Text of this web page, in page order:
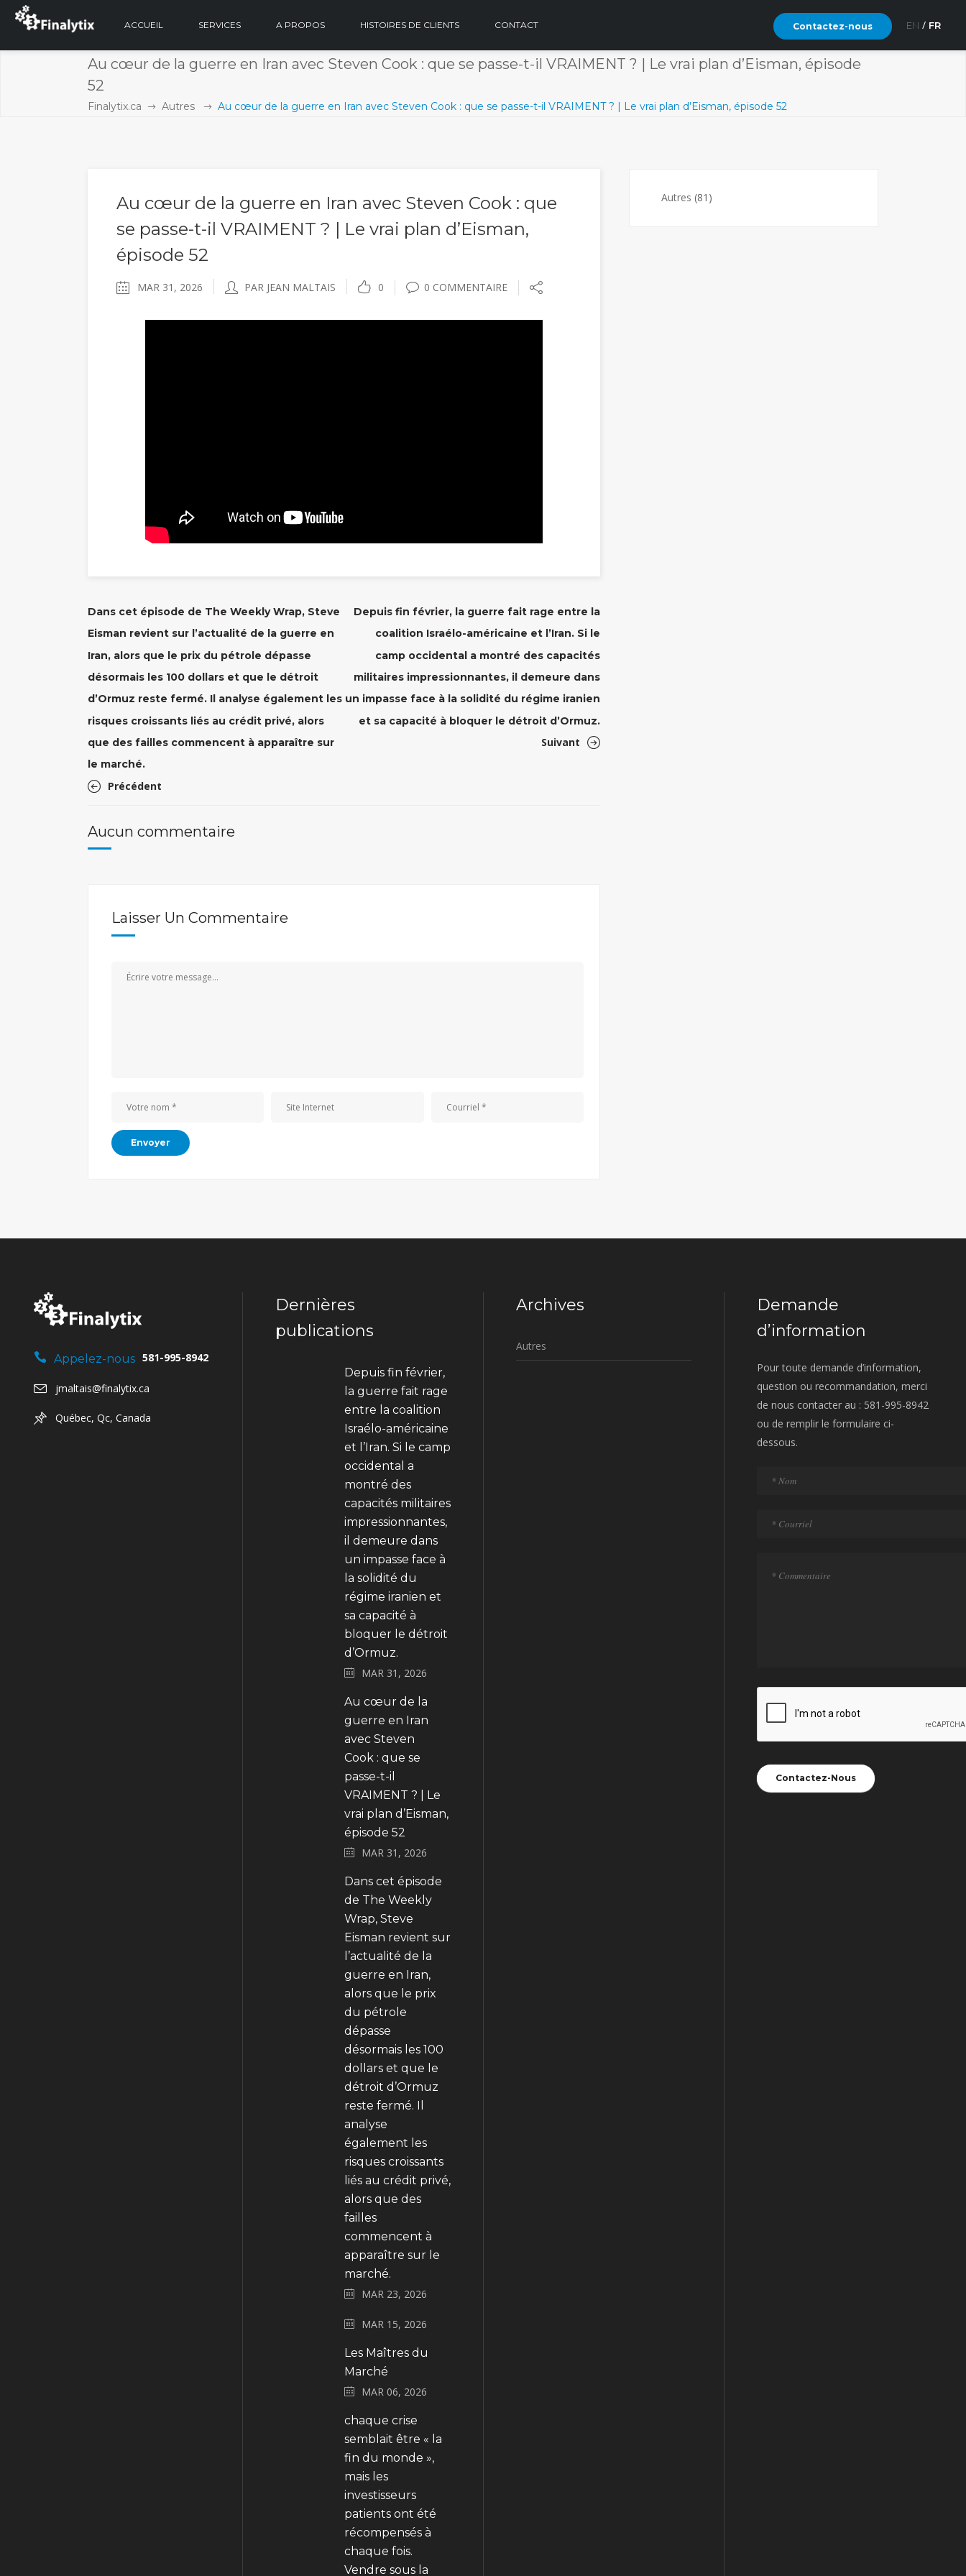
ACCUEIL SERVICES A PROPOS HISTOIRES DE CLIENTS CONTACT Contactez-nous EN FR
Au cœur de la guerre en Iran avec Steven Cook : que se passe-t-il VRAIMENT ? | Le vrai plan d’Eisman, épisode
52
Finalytix.ca Autres Au cœur de la guerre en Iran avec Steven Cook : que se passe-t-il VRAIMENT ? | Le vrai plan d’Eisman, épisode 52
Au cœur de la guerre en Iran avec Steven Cook : que
se passe-t-il VRAIMENT ? | Le vrai plan d’Eisman,
épisode 52
MAR 31, 2026 PAR JEAN MALTAIS 0 0 COMMENTAIRE
Dans cet épisode de The Weekly Wrap, Steve
Eisman revient sur l’actualité de la guerre en
Iran, alors que le prix du pétrole dépasse
désormais les 100 dollars et que le détroit
d’Ormuz reste fermé. Il analyse également les
risques croissants liés au crédit privé, alors
que des failles commencent à apparaître sur
le marché.
Précédent
Depuis fin février, la guerre fait rage entre la
coalition Israélo-américaine et l’Iran. Si le
camp occidental a montré des capacités
militaires impressionnantes, il demeure dans
un impasse face à la solidité du régime iranien
et sa capacité à bloquer le détroit d’Ormuz.
Suivant
Aucun commentaire
Laisser Un Commentaire
Autres (81)
Appelez-nous 581-995-8942
jmaltais@finalytix.ca
Québec, Qc, Canada
Dernières
publications
Depuis fin février,
la guerre fait rage
entre la coalition
Israélo-américaine
et l’Iran. Si le camp
occidental a
montré des
capacités militaires
impressionnantes,
il demeure dans
un impasse face à
la solidité du
régime iranien et
sa capacité à
bloquer le détroit
d’Ormuz.
MAR 31, 2026
Au cœur de la
guerre en Iran
avec Steven
Cook : que se
passe-t-il
VRAIMENT ? | Le
vrai plan d’Eisman,
épisode 52
MAR 31, 2026
Dans cet épisode
de The Weekly
Wrap, Steve
Eisman revient sur
l’actualité de la
guerre en Iran,
alors que le prix
du pétrole
dépasse
désormais les 100
dollars et que le
détroit d’Ormuz
reste fermé. Il
analyse
également les
risques croissants
liés au crédit privé,
alors que des
failles
commencent à
apparaître sur le
marché.
MAR 23, 2026
MAR 15, 2026
Les Maîtres du
Marché
MAR 06, 2026
chaque crise
semblait être « la
fin du monde »,
mais les
investisseurs
patients ont été
récompensés à
chaque fois.
Vendre sous la
Archives
Autres
Demande
d’information
Pour toute demande d’information,
question ou recommandation, merci
de nous contacter au : 581-995-8942
ou de remplir le formulaire ci-
dessous.